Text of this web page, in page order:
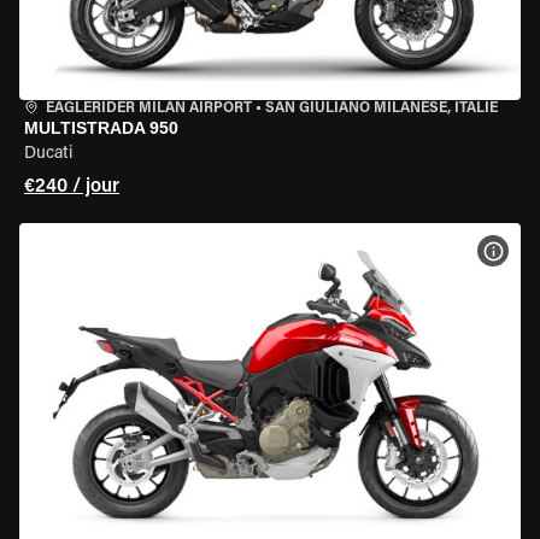
EAGLERIDER MILAN AIRPORT • SAN GIULIANO MILANESE, ITALIE
MULTISTRADA 950
Ducati
€240 / jour